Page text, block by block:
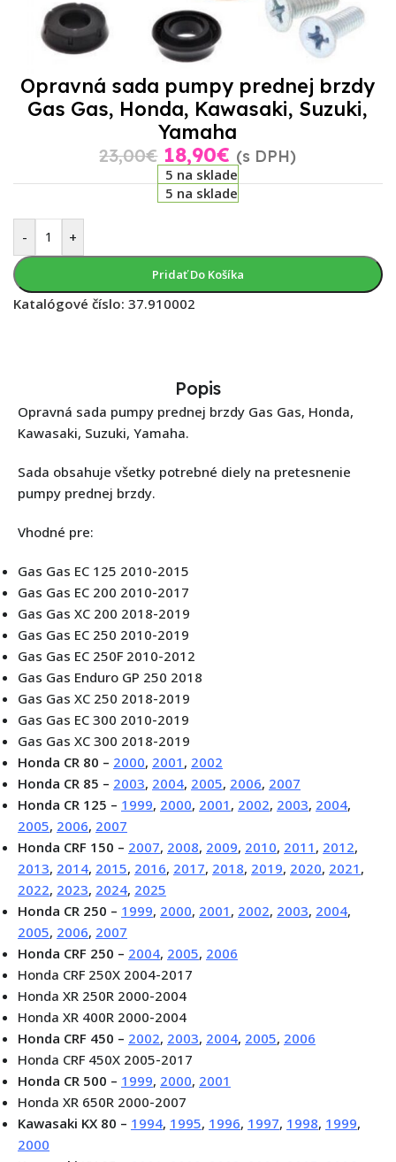
Opravná sada pumpy prednej brzdy
Gas Gas, Honda, Kawasaki, Suzuki,
Yamaha
23,00€ 18,90€ (s DPH)
5 na sklade
5 na sklade
- +
Pridať Do Košíka
Katalógové číslo: 37.910002
Popis
Opravná sada pumpy prednej brzdy Gas Gas, Honda,
Kawasaki, Suzuki, Yamaha.
Sada obsahuje všetky potrebné diely na pretesnenie
pumpy prednej brzdy.
Vhodné pre:
Gas Gas EC 125 2010-2015
Gas Gas EC 200 2010-2017
Gas Gas XC 200 2018-2019
Gas Gas EC 250 2010-2019
Gas Gas EC 250F 2010-2012
Gas Gas Enduro GP 250 2018
Gas Gas XC 250 2018-2019
Gas Gas EC 300 2010-2019
Gas Gas XC 300 2018-2019
Honda CR 80 – 2000, 2001 , 2002
Honda CR 85 – 2003, 2004, 2005, 2006, 2007
Honda CR 125 – 1999, 2000, 2001 , 2002, 2003, 2004,
2005, 2006, 2007
Honda CRF 150 – 2007, 2008, 2009, 2010, 2011 , 2012,
2013, 2014, 2015, 2016, 2017, 2018, 2019, 2020, 2021 ,
2022, 2023, 2024, 2025
Honda CR 250 – 1999, 2000, 2001 , 2002, 2003, 2004,
2005, 2006, 2007
Honda CRF 250 – 2004, 2005, 2006
Honda CRF 250X 2004-2017
Honda XR 250R 2000-2004
Honda XR 400R 2000-2004
Honda CRF 450 – 2002, 2003, 2004, 2005, 2006
Honda CRF 450X 2005-2017
Honda CR 500 – 1999, 2000, 2001
Honda XR 650R 2000-2007
Kawasaki KX 80 – 1994, 1995, 1996, 1997, 1998, 1999,
2000